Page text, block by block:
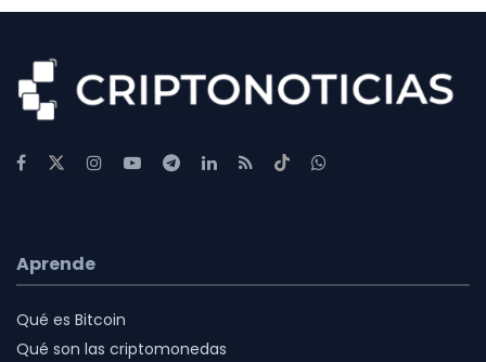
Aprende
Qué es Bitcoin
Qué son las criptomonedas